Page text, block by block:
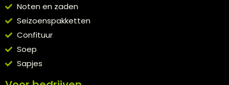
Noten en zaden
Seizoenspakketten
Confituur
Soep
Sapjes